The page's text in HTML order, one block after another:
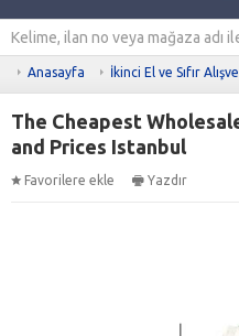
Anasayfa İkinci El ve Sıfır
The Cheapest
and Prices Istanbul
Favorilere ekle Yazdır